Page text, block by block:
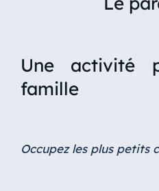
Une activité
famille
Occupez les plus petits